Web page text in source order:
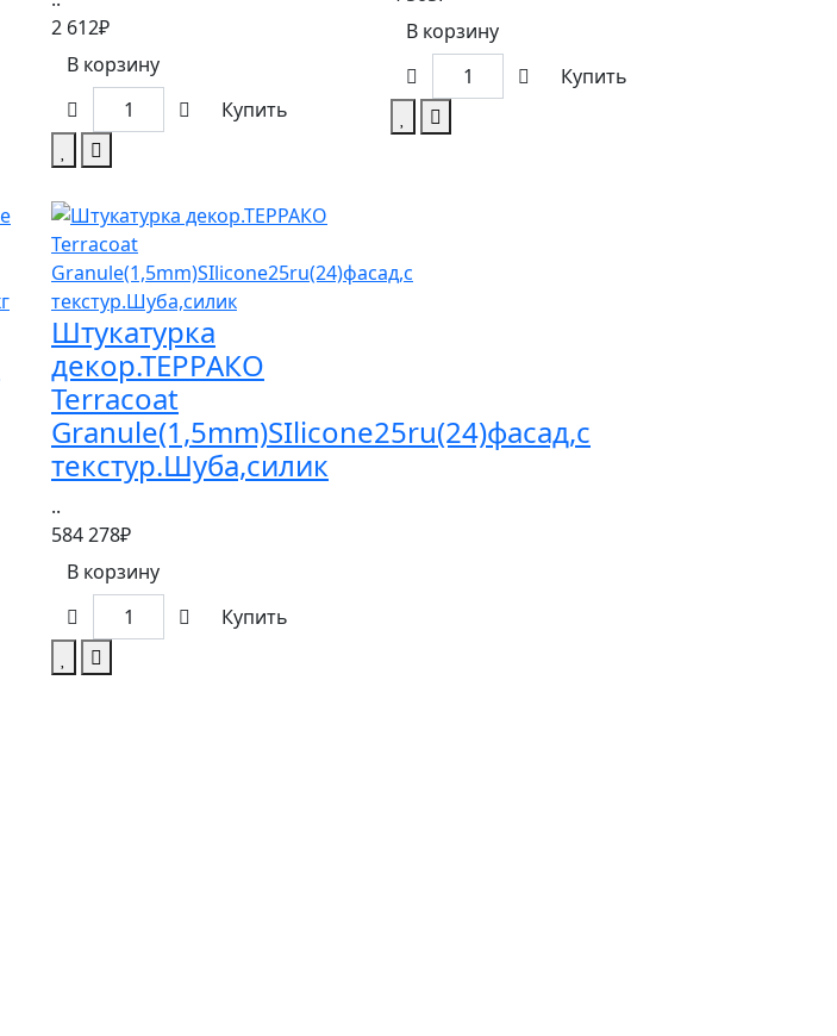
2 612₽
В корзину
Купить
В корзину
Купить
Штукатурка
декор.ТЕРРАКО
Terracoat
Granule(1,5mm)SIlicone25ru(24)фасад,с
текстур.Шуба,силик
..
584 278₽
В корзину
Купить